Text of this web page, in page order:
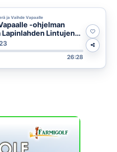
ja Vaihde Vapaalle
-ohjelman
Lapinlahden Lintujen
Tapio Liinoja ja
viettävä
Kyösti
26:28